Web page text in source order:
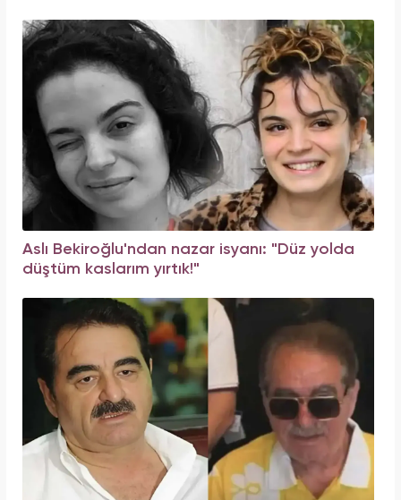
Aslı Bekiroğlu'ndan nazar isyanı: "Düz yolda
düştüm kaslarım yırtık!"